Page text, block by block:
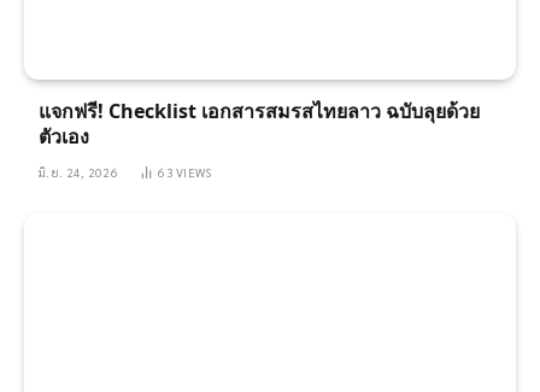
แจกฟรี! Checklist เอกสารสมรสไทยลาว ฉบับลุยด้วย
ตัวเอง
มิ.ย. 24, 2026 63VIEWS